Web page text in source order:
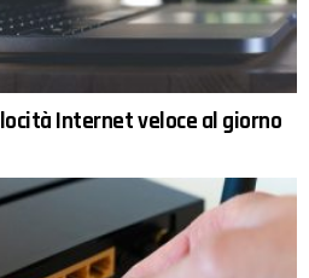
Internet veloce al giorno